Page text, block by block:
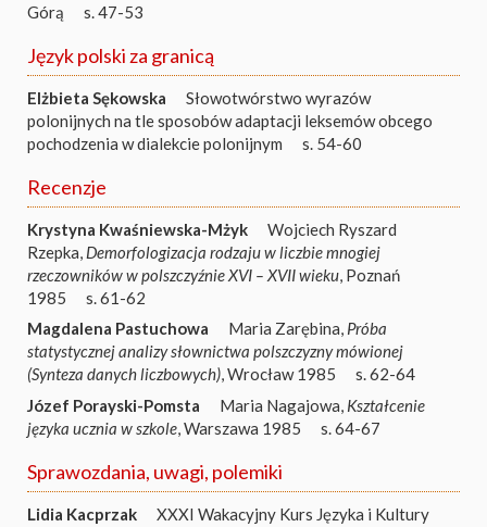
Górą
s. 47-53
Język polski za granicą
Elżbieta Sękowska
Słowotwórstwo wyrazów
polonijnych na tle sposobów adaptacji leksemów obcego
pochodzenia w dialekcie polonijnym
s. 54-60
Recenzje
Krystyna Kwaśniewska-Mżyk
Wojciech Ryszard
Rzepka, Demorfologizacja rodzaju w liczbie mnogiej
rzeczowników w polszczyźnie XVI – XVII wieku , Poznań
1985
s. 61-62
Magdalena Pastuchowa
Maria Zarębina, Próba
statystycznej analizy słownictwa polszczyzny mówionej
(Synteza danych liczbowych), Wrocław 1985
s. 62-64
Józef Porayski-Pomsta
Maria Nagajowa, Kształcenie
języka ucznia w szkole , Warszawa 1985 s. 64-67
Sprawozdania, uwagi, polemiki
Lidia Kacprzak
XXXI Wakacyjny Kurs Języka i Kultury